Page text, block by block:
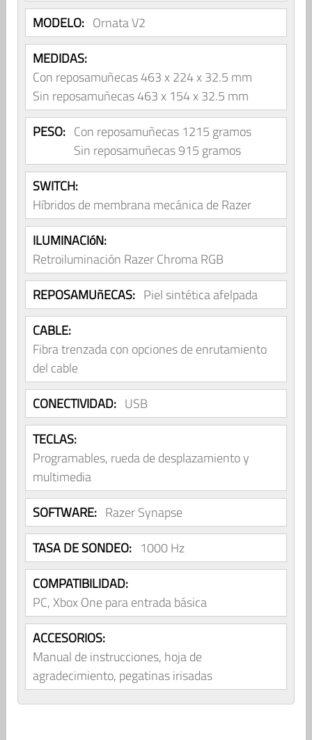
MODELO: Ornata V2
MEDIDAS:
Con reposamuñecas 463 x 224 x 32.5 mm
Sin reposamuñecas 463 x 154 x 32.5 mm
PESO: Con reposamuñecas 1215 gramos
Sin reposamuñecas 915 gramos
SWITCH:
Híbridos de membrana mecánica de Razer
ILUMINACIóN:
Retroiluminación Razer Chroma RGB
REPOSAMUñECAS: Piel sintética afelpada
CABLE:
Fibra trenzada con opciones de enrutamiento
del cable
CONECTIVIDAD: USB
TECLAS:
Programables, rueda de desplazamiento y
multimedia
SOFTWARE: Razer Synapse
TASA DE SONDEO: 1000 Hz
COMPATIBILIDAD:
PC, Xbox One para entrada básica
ACCESORIOS:
Manual de instrucciones, hoja de
agradecimiento, pegatinas irisadas